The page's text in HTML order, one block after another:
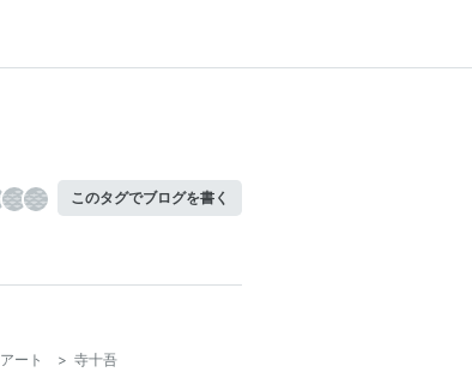
このタグでブログを書く
アート > 寺十吾